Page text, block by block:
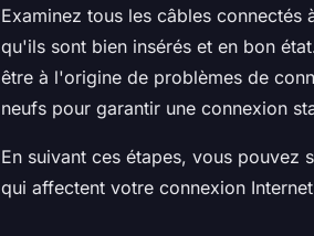
Examinez tous les câbles connectés
qu'ils sont bien insérés et en bon
être à l'origine de problèmes de
neufs pour garantir une connexion
En suivant ces étapes, vous pouvez
qui affectent votre connexion